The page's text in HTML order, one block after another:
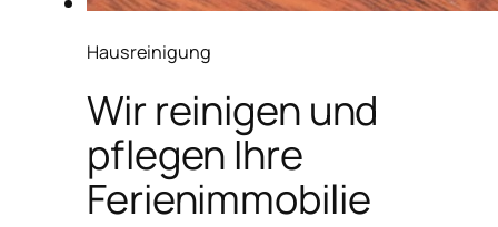
Hausreinigung
Wir reinigen und
pflegen Ihre
Ferienimmobilie